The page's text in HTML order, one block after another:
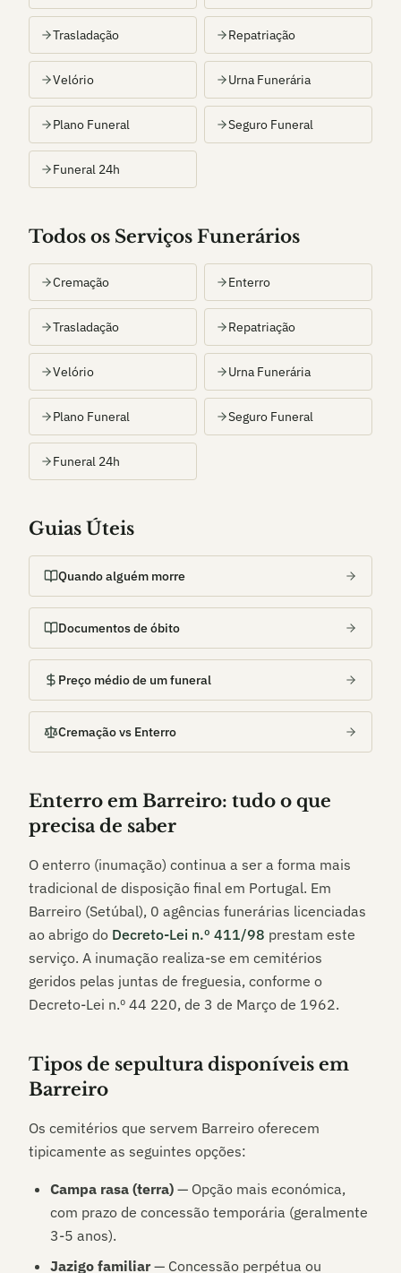
Trasladação Repatriação
Velório Urna Funerária
Plano Funeral Seguro Funeral
Funeral 24h
Todos os Serviços Funerários
Cremação Enterro
Trasladação Repatriação
Velório Urna Funerária
Plano Funeral Seguro Funeral
Funeral 24h
Guias Úteis
Quando alguém morre
Documentos de óbito
Preço médio de um funeral
Cremação vs Enterro
Enterro em Barreiro: tudo o que
precisa de saber
O enterro (inumação) continua a ser a forma mais
tradicional de disposição final em Portugal. Em
Barreiro (Setúbal), 0 agências funerárias licenciadas
ao abrigo do Decreto-Lei n.º 411/98 prestam este
serviço. A inumação realiza-se em cemitérios
geridos pelas juntas de freguesia, conforme o
Decreto-Lei n.º 44 220, de 3 de Março de 1962.
Tipos de sepultura disponíveis em
Barreiro
Os cemitérios que servem Barreiro oferecem
tipicamente as seguintes opções:
Campa rasa (terra) — Opção mais económica,
com prazo de concessão temporária (geralmente
3-5 anos).
Jazigo familiar — Concessão perpétua ou